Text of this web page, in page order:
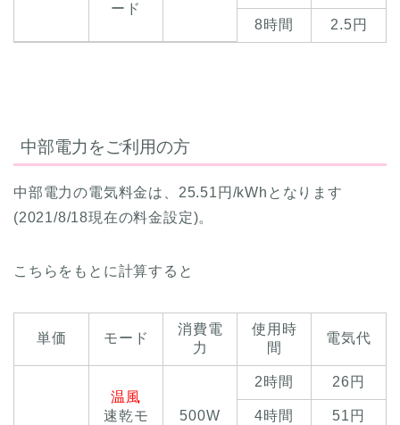
ード
8時間 2.5円
中部電力をご利用の方
中部電力の電気料金は、25.51円/kWhとなります
(2021/8/18現在の料金設定)。
こちらをもとに計算すると
単価 モード
消費電
力
使用時
間
電気代
温風
速乾モ
500W
2時間 26円
4時間 51円